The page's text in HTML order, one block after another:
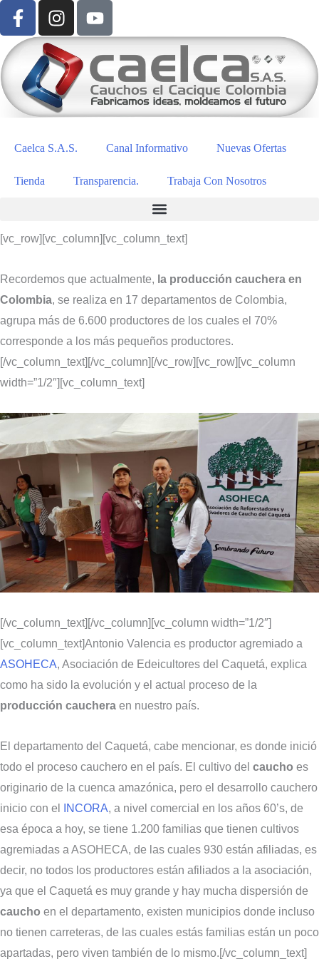
Caelca S.A.S. Canal Informativo Nuevas Ofertas
Tienda Transparencia. Trabaja Con Nosotros
[vc_row][vc_column][vc_column_text]
Recordemos que actualmente, la producción cauchera en
Colombia, se realiza en 17 departamentos de Colombia,
agrupa más de 6.600 productores de los cuales el 70%
corresponde a los más pequeños productores.
[/vc_column_text][/vc_column][/vc_row][vc_row][vc_column
width=”1/2″][vc_column_text]
[/vc_column_text][/vc_column][vc_column width=”1/2″]
[vc_column_text]Antonio Valencia es productor agremiado a
ASOHECA, Asociación de Edeicultores del Caquetá, explica
como ha sido la evolución y el actual proceso de la
producción cauchera en nuestro país.
El departamento del Caquetá, cabe mencionar, es donde inició
todo el proceso cauchero en el país. El cultivo del caucho es
originario de la cuenca amazónica, pero el desarrollo cauchero
inicio con el
INCORA, a nivel comercial en los años 60’s, de
esa época a hoy, se tiene 1.200 familias que tienen cultivos
agremiadas a ASOHECA, de las cuales 930 están afiliadas, es
decir, no todos los productores están afiliados a la asociación,
ya que el Caquetá es muy grande y hay mucha dispersión de
caucho en el departamento, existen municipios donde incluso
no tienen carreteras, de las cuales estás familias están un poco
apartadas, pero viven también de lo mismo.[/vc_column_text]